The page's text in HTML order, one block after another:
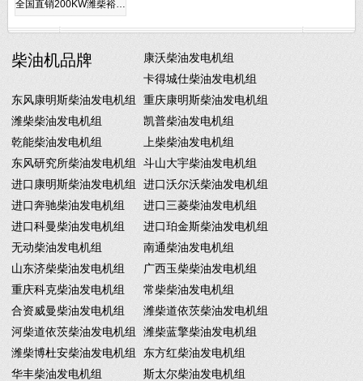
全国直销200KW潍柴裕…
柴油机品牌
康沃柴油发电机组
卡得城仕柴油发电机组
东风康明斯柴油发电机组
重庆康明斯柴油发电机组
潍柴柴油发电机组
凯普柴油发电机组
乾能柴油发电机组
上柴柴油发电机组
东风研究所柴油发电机组
斗山大宇柴油发电机组
进口康明斯柴油发电机组
进口沃尔沃柴油发电机组
进口奔驰柴油发电机组
进口三菱柴油发电机组
进口科曼柴油发电机组
进口珀金斯柴油发电机组
无动柴油发电机组
南通柴油发电机组
山东济柴柴油发电机组
广西玉柴柴油发电机组
重庆科克柴油发电机组
常柴柴油发电机组
合资威曼柴油发电机组
潍柴道依茨柴油发电机组
河柴道依茨柴油发电机组
潍柴蓝擎柴油发电机组
潍柴博杜安柴油发电机组
东方红柴油发电机组
华丰柴油发电机组
斯太尔柴油发电机组